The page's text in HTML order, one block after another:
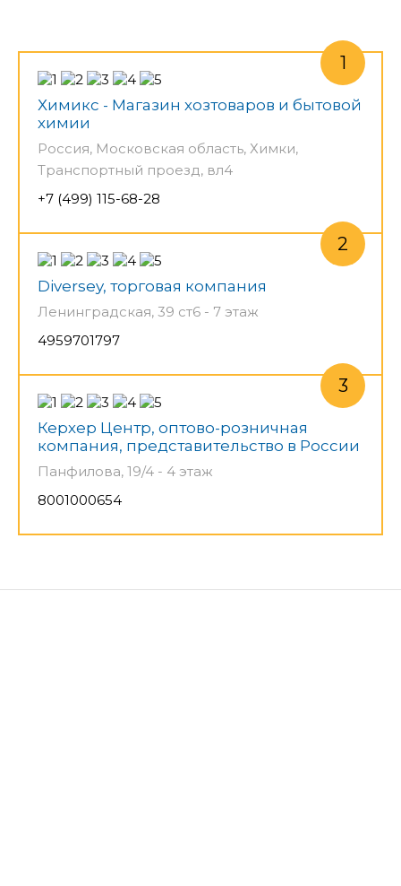
Химикс - Магазин хозтоваров и бытовой
химии
Россия, Московская область, Химки,
Транспортный проезд, вл4
+7 (499) 115-68-28
Diversey, торговая компания
Ленинградская, 39 ст6 - 7 этаж
4959701797
Керхер Центр, оптово-розничная
компания, представительство в России
Панфилова, 19/4 - 4 этаж
8001000654